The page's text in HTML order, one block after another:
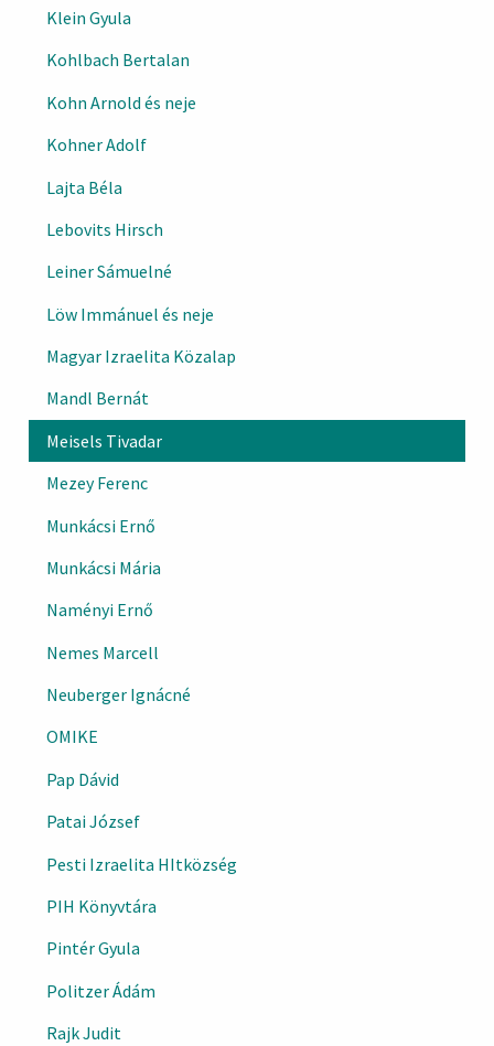
Klein Gyula
Kohlbach Bertalan
Kohn Arnold és neje
Kohner Adolf
Lajta Béla
Lebovits Hirsch
Leiner Sámuelné
Löw Immánuel és neje
Magyar Izraelita Közalap
Mandl Bernát
Meisels Tivadar
Mezey Ferenc
Munkácsi Ernő
Munkácsi Mária
Naményi Ernő
Nemes Marcell
Neuberger Ignácné
OMIKE
Pap Dávid
Patai József
Pesti Izraelita HItközség
PIH Könyvtára
Pintér Gyula
Politzer Ádám
Rajk Judit